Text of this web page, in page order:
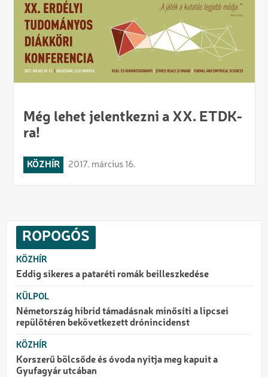
Még lehet jelentkezni a XX. ETDK-
ra!
KÖZHÍR 2017. március 16.
ROPOGÓS
KÖZHÍR
Eddig sikeres a pataréti romák beilleszkedése
KÜLPOL
Németország hibrid támadásnak minősíti a lipcsei
repülőtéren bekövetkezett drónincidenst
KÖZHÍR
Korszerű bölcsőde és óvoda nyitja meg kapuit a
Gyufagyár utcában